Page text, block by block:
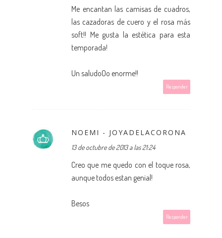
Me encantan las camisas de cuadros,
las cazadoras de cuero y el rosa más
soft!! Me gusta la estética para esta
temporada!
Un saludoOo enorme!!
Responder
NOEMI - JOYADELACORONA
13 de octubre de 2013 a las 21:24
Creo que me quedo con el toque rosa,
aunque todos estan genial!
Besos
Responder